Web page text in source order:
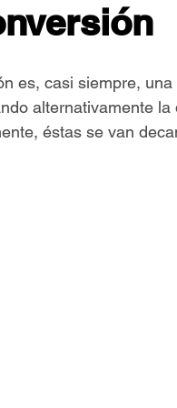
de Ser Feliz
es, casi siempre,
alternativamente
éstas se van